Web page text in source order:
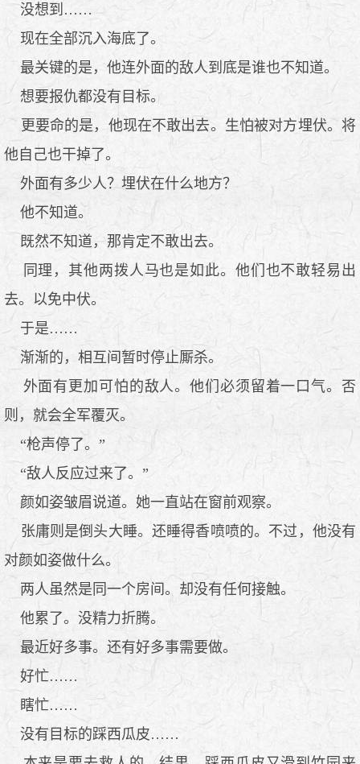
没想到……
现在全部沉入海底了。
最关键的是，他连外面的敌人到底是谁也不知道。
想要报仇都没有目标。
更要命的是，他现在不敢出去。生怕被对方埋伏。将
他自己也干掉了。
外面有多少人？埋伏在什么地方？
他不知道。
既然不知道，那肯定不敢出去。
同理，其他两拨人马也是如此。他们也不敢轻易出
去。以免中伏。
于是……
渐渐的，相互间暂时停止厮杀。
外面有更加可怕的敌人。他们必须留着一口气。否
则，就会全军覆灭。
“枪声停了。”
“敌人反应过来了。”
颜如姿皱眉说道。她一直站在窗前观察。
张庸则是倒头大睡。还睡得香喷喷的。不过，他没有
对颜如姿做什么。
两人虽然是同一个房间。却没有任何接触。
他累了。没精力折腾。
最近好多事。还有好多事需要做。
好忙……
瞎忙……
没有目标的踩西瓜皮……